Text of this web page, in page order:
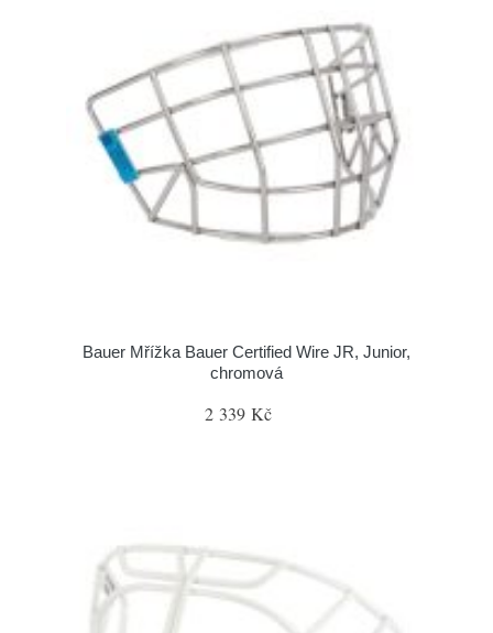
Bauer Mřížka Bauer Certified Wire JR, Junior,
chromová
2 339 Kč